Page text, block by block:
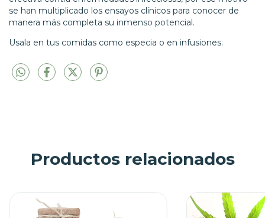
se han multiplicado los ensayos clínicos para conocer de
manera más completa su inmenso potencial.
Usala en tus comidas como especia o en infusiones.
Productos relacionados